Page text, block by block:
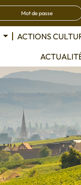
ACTIONS